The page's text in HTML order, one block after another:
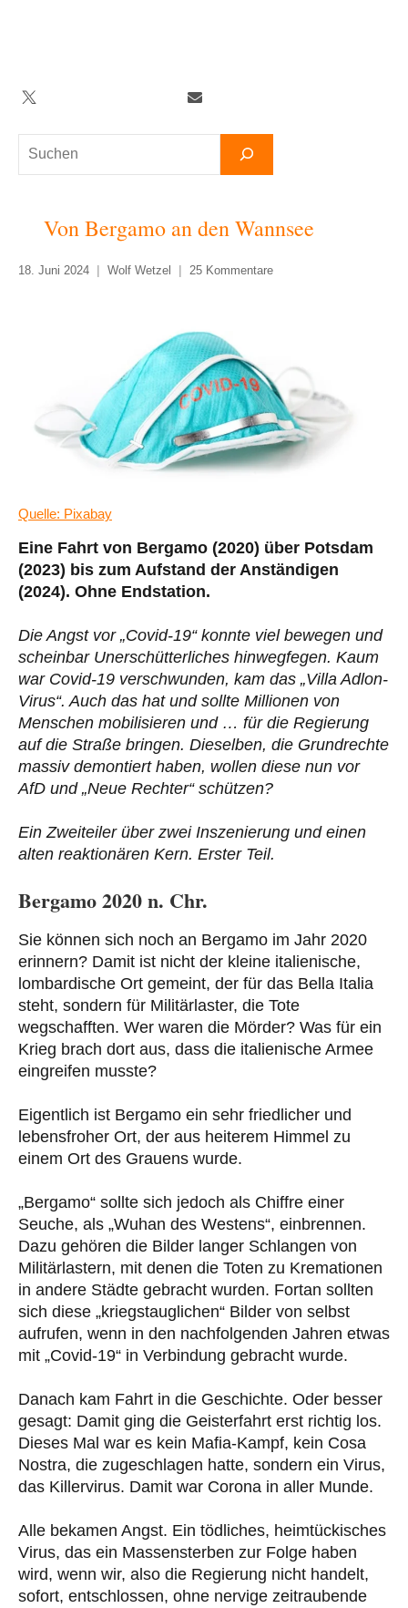
Suchen
Twitter TelegramNewsletter
Von Bergamo an den Wannsee
18. Juni 2024 Wolf Wetzel 25 Kommentare
Quelle: Pixabay
Eine Fahrt von Bergamo (2020) über Potsdam
(2023) bis zum Aufstand der Anständigen
(2024). Ohne Endstation.
Die Angst vor „Covid-19“ konnte viel bewegen und
scheinbar Unerschütterliches hinwegfegen. Kaum
war Covid-19 verschwunden, kam das „Villa Adlon-
Virus“. Auch das hat und sollte Millionen von
Menschen mobilisieren und … für die Regierung
auf die Straße bringen. Dieselben, die Grundrechte
massiv demontiert haben, wollen diese nun vor
AfD und „Neue Rechter“ schützen?
Ein Zweiteiler über zwei Inszenierung und einen
alten reaktionären Kern. Erster Teil.
Bergamo 2020 n. Chr.
Sie können sich noch an Bergamo im Jahr 2020
erinnern? Damit ist nicht der kleine italienische,
lombardische Ort gemeint, der für das Bella Italia
steht, sondern für Militärlaster, die Tote
wegschafften. Wer waren die Mörder? Was für ein
Krieg brach dort aus, dass die italienische Armee
eingreifen musste?
Eigentlich ist Bergamo ein sehr friedlicher und
lebensfroher Ort, der aus heiterem Himmel zu
einem Ort des Grauens wurde.
„Bergamo“ sollte sich jedoch als Chiffre einer
Seuche, als „Wuhan des Westens“, einbrennen.
Dazu gehören die Bilder langer Schlangen von
Militärlastern, mit denen die Toten zu Kremationen
in andere Städte gebracht wurden. Fortan sollten
sich diese „kriegstauglichen“ Bilder von selbst
aufrufen, wenn in den nachfolgenden Jahren etwas
mit „Covid-19“ in Verbindung gebracht wurde.
Danach kam Fahrt in die Geschichte. Oder besser
gesagt: Damit ging die Geisterfahrt erst richtig los.
Dieses Mal war es kein Mafia-Kampf, kein Cosa
Nostra, die zugeschlagen hatte, sondern ein Virus,
das Killervirus. Damit war Corona in aller Munde.
Alle bekamen Angst. Ein tödliches, heimtückisches
Virus, das ein Massensterben zur Folge haben
wird, wenn wir, also die Regierung nicht handelt,
sofort, entschlossen, ohne nervige zeitraubende